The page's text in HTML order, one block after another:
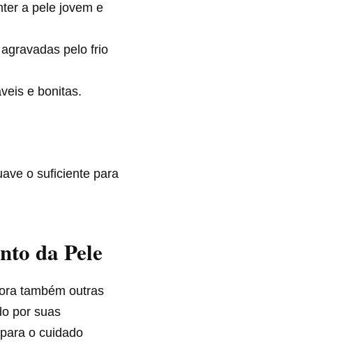
a pele jovem e
pelo frio
e bonitas.
o suficiente para
da Pele
também outras
por suas
o cuidado